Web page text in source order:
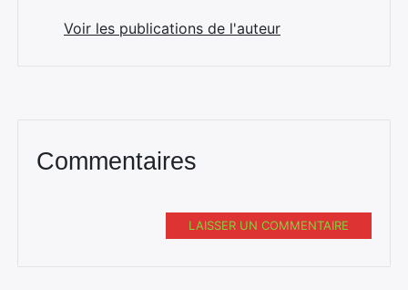
Voir les publications de l'auteur
Commentaires
LAISSER UN COMMENTAIRE